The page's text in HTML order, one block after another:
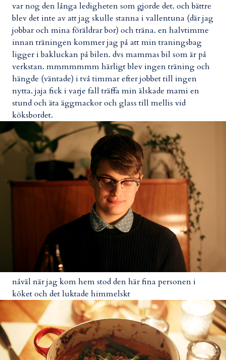
var nog den långa ledigheten som gjorde det. och bättre
blev det inte av att jag skulle stanna i vallentuna (där jag
jobbar och mina föräldrar bor) och träna. en halvtimme
innan träningen kommer jag på att min traningsbag
ligger i bakluckan på bilen. dvs mammas bil som är på
verkstan. mmmmmmm härligt blev ingen träning och
hängde (väntade) i två timmar efter jobbet till ingen
nytta. jaja fick i varje fall träffa min älskade mami en
stund och äta äggmackor och glass till mellis vid
köksbordet.
nåväl när jag kom hem stod den här fina personen i
köket och det luktade himmelskt